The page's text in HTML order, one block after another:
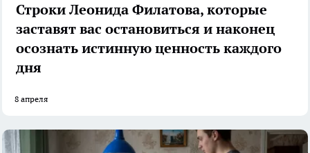
Строки Леонида Филатова, которые
заставят вас остановиться и наконец
осознать истинную ценность каждого
дня
8 апреля